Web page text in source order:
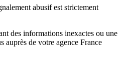
abusif est strictement
des informations inexactes ou une
auprès de votre agence France